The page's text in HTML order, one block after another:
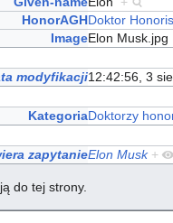
HonorAGHDoktor
ImageElon
modyfikacji12:42:56, 3
KategoriaDoktorzy
zapytanieElon Musk +
do tej strony.